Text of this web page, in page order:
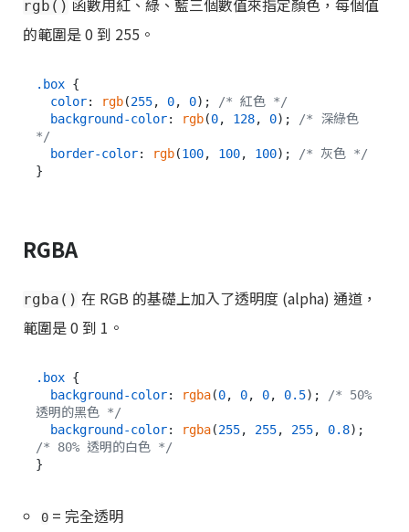
rgb()
的範圍是 0 到 255。
.box {
color: rgb(255, 0, 0);
/* 紅色 */
background-color: rgb(0, 128, 0);
/* 深綠色
*/
border-color: rgb(100, 100, 100);
/* 灰色 */
RGBA
rgba() 在 RGB 的基礎上加入了透明度 (alpha) 通道，
範圍是 0 到 1。
.box {
background-color: rgba(0, 0, 0, 0.5);
/* 50%
透明的黑色 */
background-color: rgba(255, 255, 255, 0.8
/* 80% 透明的白色 */
0 = 完全透明